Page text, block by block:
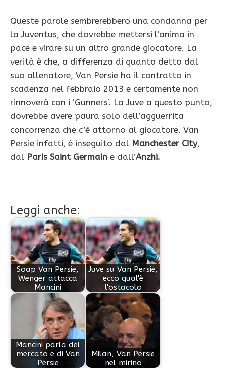
Queste parole sembrerebbero una condanna per
la Juventus, che dovrebbe mettersi l’anima in
pace e virare su un altro grande giocatore. La
verità è che, a differenza di quanto detto dal
suo allenatore, Van Persie ha il contratto in
scadenza nel febbraio 2013 e certamente non
rinnoverà con i ‘Gunners’. La Juve a questo punto,
dovrebbe avere paura solo dell’agguerrita
concorrenza che c’è attorno al giocatore. Van
Persie infatti, è inseguito dal Manchester City,
dal Paris Saint Germain e dall’Anzhi.
Leggi anche:
Soap Van Persie,
Wenger attacca
Mancini
Juve su Van Persie,
ecco qual'è
l'ostacolo
Mancini parla del
mercato e di Van
Persie
Milan, Van Persie
nel mirino